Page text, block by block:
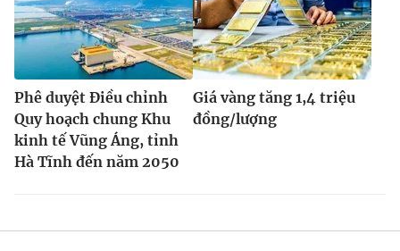
Phê duyệt Điều chỉnh
Quy hoạch chung Khu
kinh tế Vũng Áng, tỉnh
Hà Tĩnh đến năm 2050
Giá vàng tăng 1,4 triệu
đồng/lượng